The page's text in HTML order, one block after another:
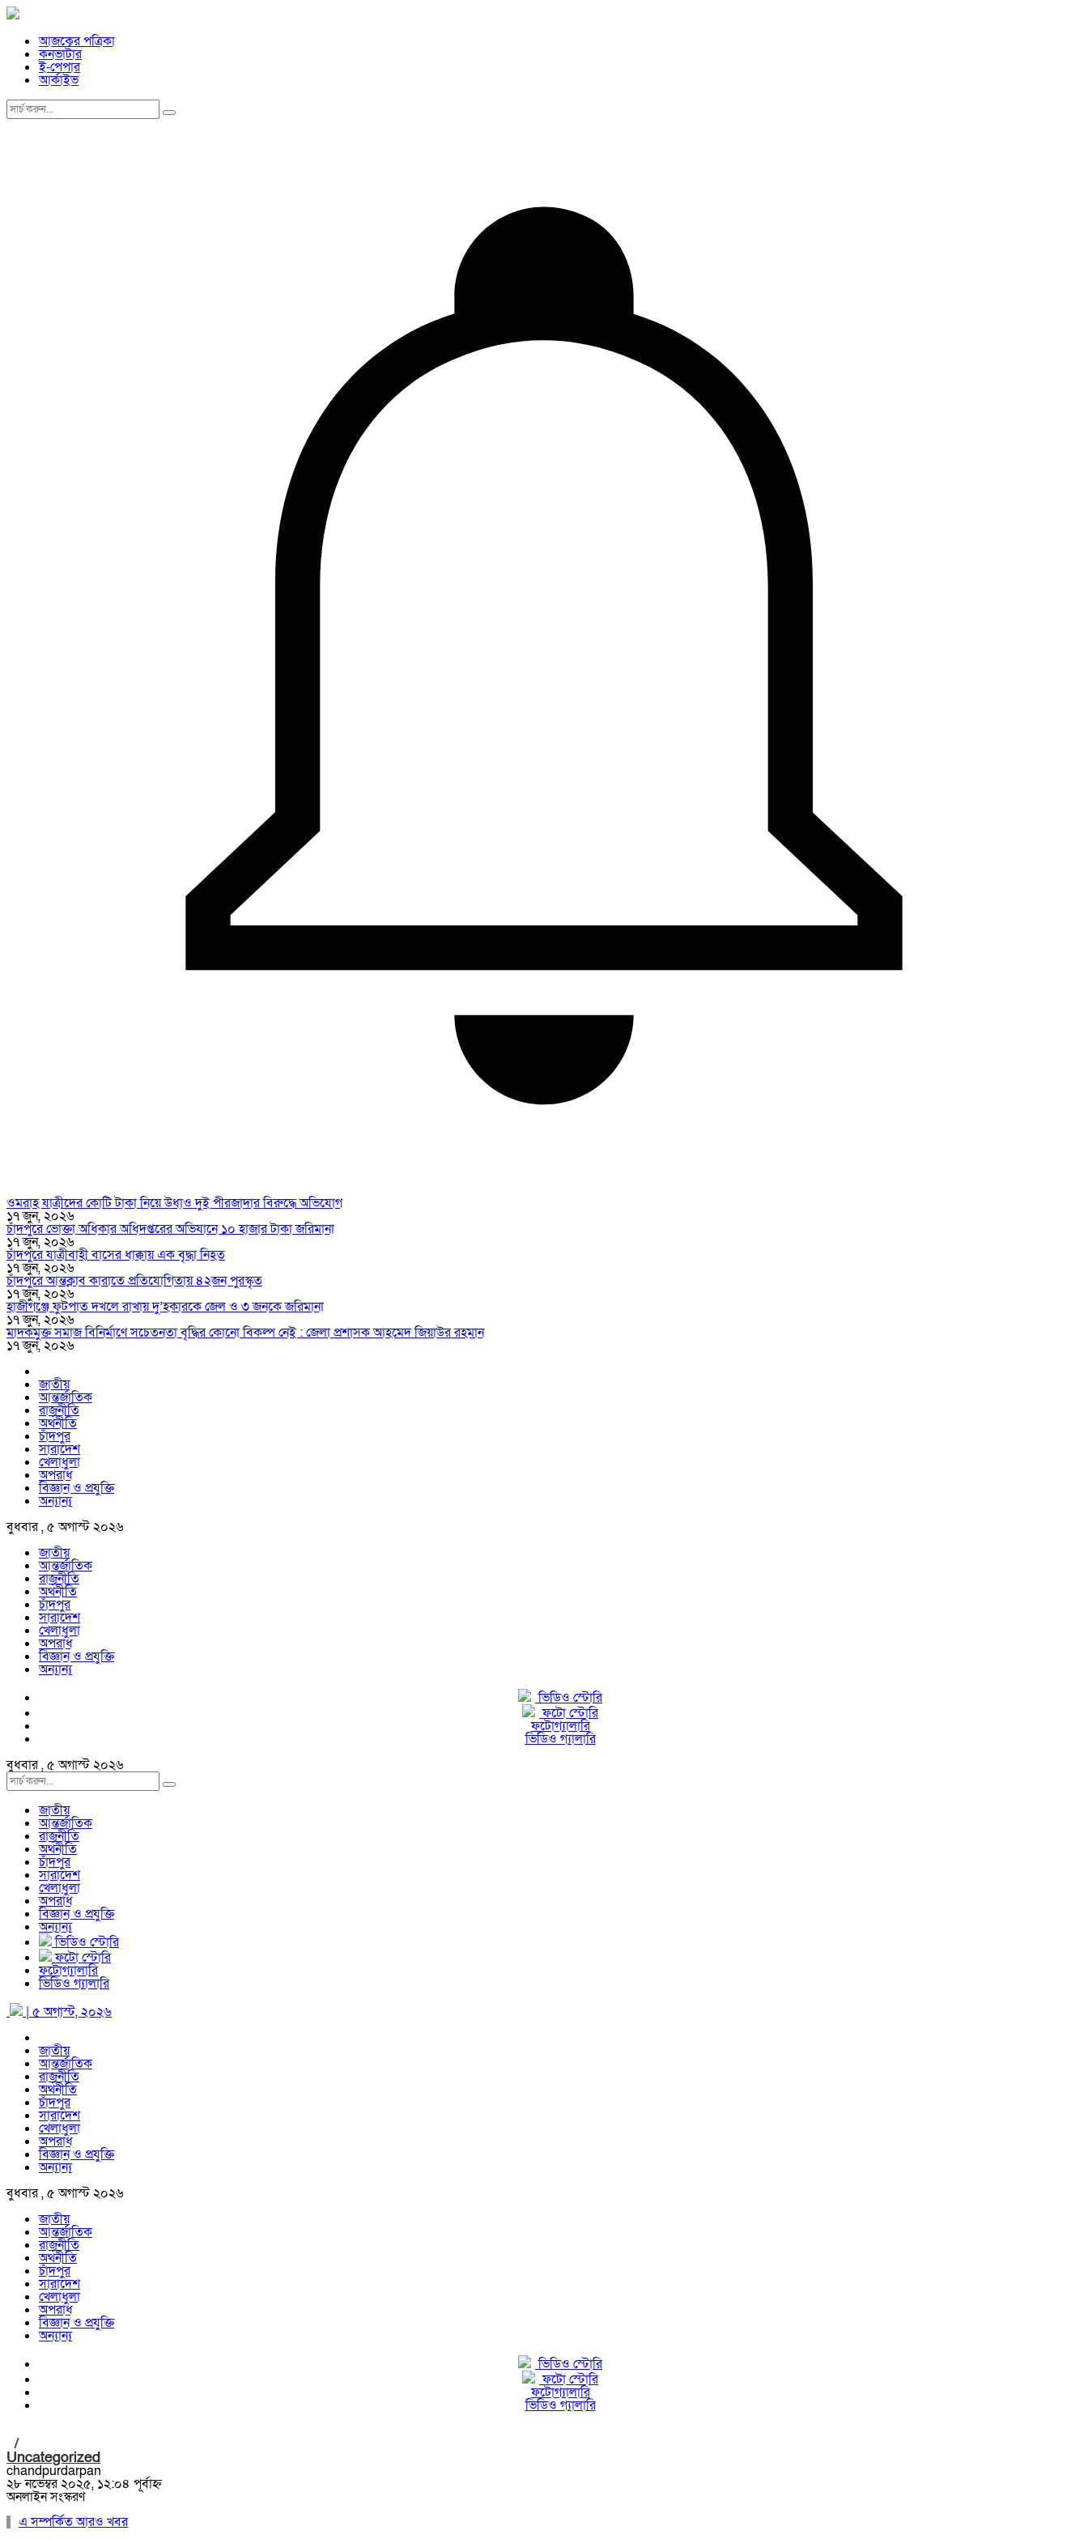
আজকের পত্রিকা
কনভার্টার
ই-পেপার
আর্কাইভ
ওমরাহ যাত্রীদের কোটি টাকা নিয়ে উধাও দুই পীরজাদার বিরুদ্ধে অভিযোগ
১৭ জুন, ২০২৬
চাঁদপুরে ভোক্তা অধিকার অধিদপ্তরের অভিযানে ১০ হাজার টাকা জরিমানা
১৭ জুন, ২০২৬
চাঁদপুরে যাত্রীবাহী বাসের ধাক্কায় এক বৃদ্ধা নিহত
১৭ জুন, ২০২৬
চাঁদপুরে আন্তক্লাব কারাতে প্রতিযোগিতায় ৪২জন পুরস্কৃত
১৭ জুন, ২০২৬
হাজীগঞ্জে ফুটপাত দখলে রাখায় দু’হকারকে জেল ও ৩ জনকে জরিমানা
১৭ জুন, ২০২৬
মাদকমুক্ত সমাজ বিনির্মাণে সচেতনতা বৃদ্ধির কোনো বিকল্প নেই : জেলা প্রশাসক আহমেদ জিয়াউর রহমান
১৭ জুন, ২০২৬
জাতীয়
আন্তর্জাতিক
রাজনীতি
অর্থনীতি
চাঁদপুর
সারাদেশ
খেলাধুলা
অপরাধ
বিজ্ঞান ও প্রযুক্তি
অন্যান্য
বুধবার , ৫ অগাস্ট ২০২৬
জাতীয়
আন্তর্জাতিক
রাজনীতি
অর্থনীতি
চাঁদপুর
সারাদেশ
খেলাধুলা
অপরাধ
বিজ্ঞান ও প্রযুক্তি
অন্যান্য
ভিডিও স্টোরি
ফটো স্টোরি
ফটোগ্যালারি
ভিডিও গ্যালারি
বুধবার , ৫ অগাস্ট ২০২৬
জাতীয়
আন্তর্জাতিক
রাজনীতি
অর্থনীতি
চাঁদপুর
সারাদেশ
খেলাধুলা
অপরাধ
বিজ্ঞান ও প্রযুক্তি
অন্যান্য
ভিডিও স্টোরি
ফটো স্টোরি
ফটোগ্যালারি
ভিডিও গ্যালারি
| ৫ অগাস্ট, ২০২৬
জাতীয়
আন্তর্জাতিক
রাজনীতি
অর্থনীতি
চাঁদপুর
সারাদেশ
খেলাধুলা
অপরাধ
বিজ্ঞান ও প্রযুক্তি
অন্যান্য
বুধবার , ৫ অগাস্ট ২০২৬
জাতীয়
আন্তর্জাতিক
রাজনীতি
অর্থনীতি
চাঁদপুর
সারাদেশ
খেলাধুলা
অপরাধ
বিজ্ঞান ও প্রযুক্তি
অন্যান্য
ভিডিও স্টোরি
ফটো স্টোরি
ফটোগ্যালারি
ভিডিও গ্যালারি
/
Uncategorized
chandpurdarpan
২৮ নভেম্বর ২০২৫, ১২:০৪ পূর্বাহ্ন
অনলাইন সংস্করণ
এ সম্পর্কিত আরও খবর